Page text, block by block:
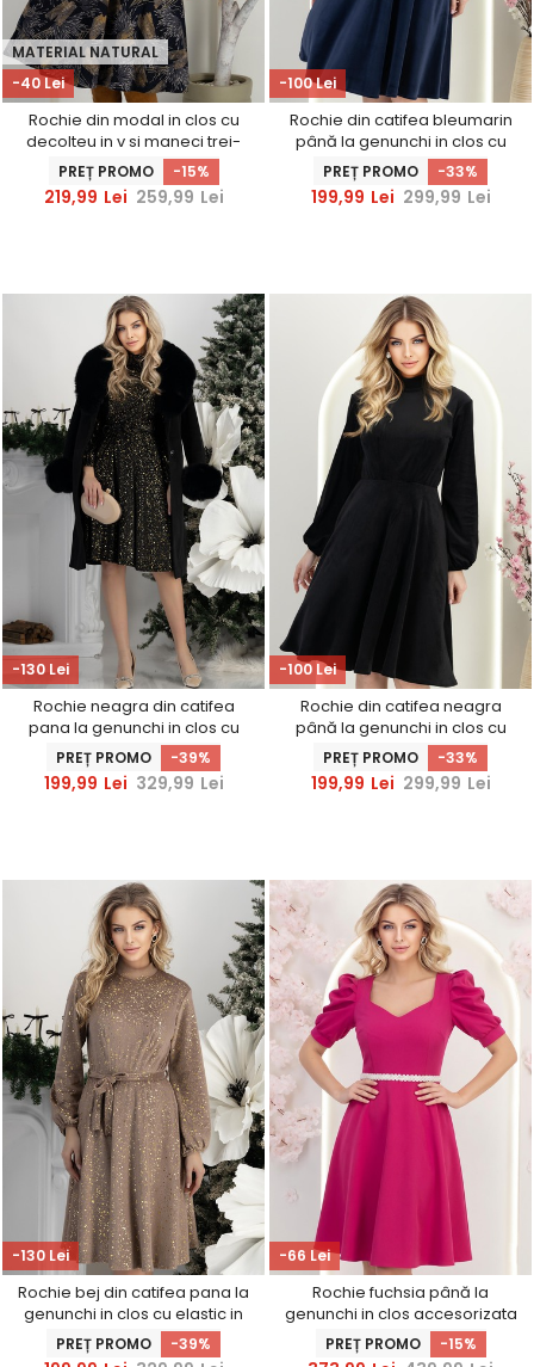
-40 Lei
MATERIAL NATURAL
Rochie din modal in clos cu
decolteu in v si maneci trei-
sferturi
PREȚ PROMO -15%
219,99 Lei 259,99 Lei
-100 Lei
Rochie din catifea bleumarin
până la genunchi in clos cu
elastic in talie - StarShinerS
PREȚ PROMO -33%
199,99 Lei 299,99 Lei
-130 Lei
Rochie neagra din catifea
pana la genunchi in clos cu
elastic in talie si cordon
detasabil StarShinerS
PREȚ PROMO -39%
199,99 Lei 329,99 Lei
-100 Lei
Rochie din catifea neagra
până la genunchi in clos cu
elastic in talie - StarShinerS
PREȚ PROMO -33%
199,99 Lei 299,99 Lei
-130 Lei
Rochie bej din catifea pana la
genunchi in clos cu elastic in
talie si cordon detasabil
StarShinerS
PREȚ PROMO -39%
-66 Lei
Rochie fuchsia până la
genunchi in clos accesorizata
cu cordon cu perle detasabil-
StarShinerS
PREȚ PROMO -15%